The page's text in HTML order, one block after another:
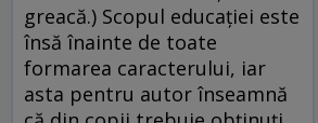
greacă.) Scopul educației este
însă înainte de toate
formarea caracterului, iar
asta pentru autor înseamnă